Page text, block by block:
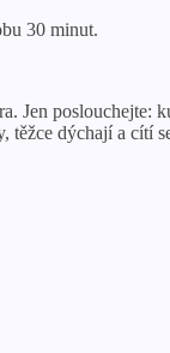
30 minut.
Jen
těžce dýchají a cítí